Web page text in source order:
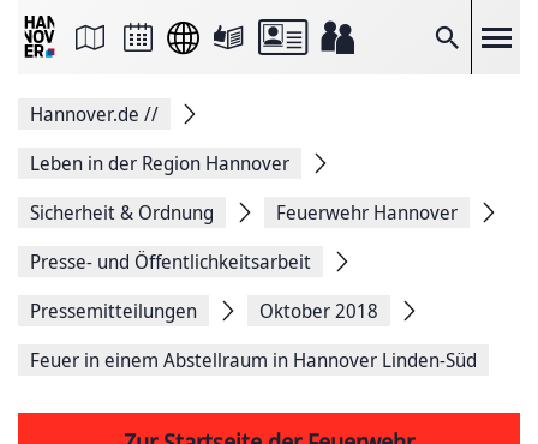
Suche
Seite
Facebook
teilen
Seitenlink
Seite
Hannover.de //
Leben in der Region Hannover
Sicherheit & Ordnung
Feuerwehr Hannover
Presse- und Öffentlichkeitsarbeit
Pressemitteilungen
Oktober 2018
Feuer in einem Abstellraum in Hannover Linden-Süd